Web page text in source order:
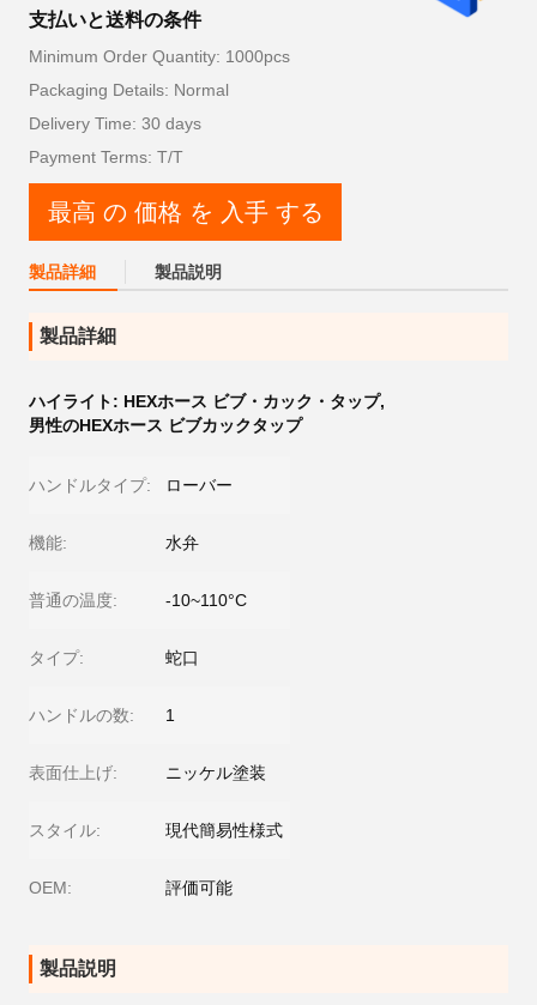
支払いと送料の条件
Minimum Order Quantity: 1000pcs
Packaging Details: Normal
Delivery Time: 30 days
Payment Terms: T/T
最高 の 価格 を 入手 する
製品詳細 製品説明
製品詳細
ハイライト: HEXホース ビブ・カック・タップ,
男性のHEXホース ビブカックタップ
ハンドルタイプ: ローバー
機能: 水弁
普通の温度: -10~110°C
タイプ: 蛇口
ハンドルの数: 1
表面仕上げ: ニッケル塗装
スタイル: 現代簡易性様式
OEM: 評価可能
製品説明